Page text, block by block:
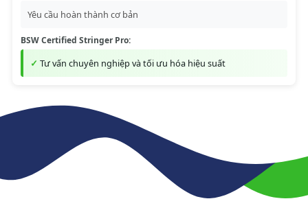
Yêu cầu hoàn thành cơ bản
BSW Certified Stringer Pro:
Tư vấn chuyên nghiệp và tối ưu hóa hiệu suất